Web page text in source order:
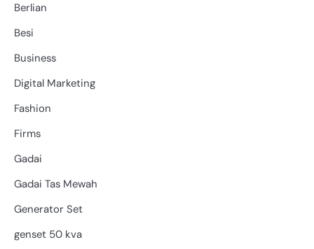
Berlian
Besi
Business
Digital Marketing
Fashion
Firms
Gadai
Gadai Tas Mewah
Generator Set
genset 50 kva